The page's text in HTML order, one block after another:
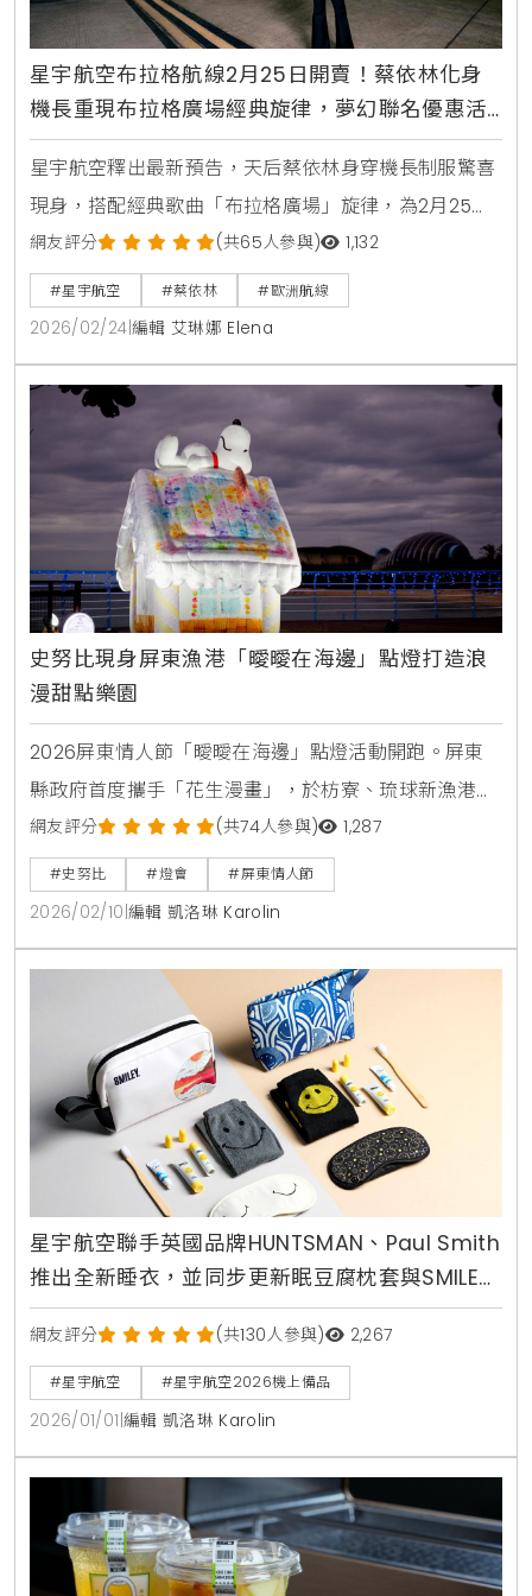
星宇航空布拉格航線2月25日開賣！蔡依林化身
機長重現布拉格廣場經典旋律，夢幻聯名優惠活
動即將揭曉
星宇航空釋出最新預告，天后蔡依林身穿機長制服驚喜
現身，搭配經典歌曲「布拉格廣場」旋律，為2月25日
開賣的布拉格歐洲新航線暖身，引爆夢幻聯名熱議。
網友評分 (共65人參與) 1,132
#星宇航空 #蔡依林 #歐洲航線
2026/02/24 編輯 艾琳娜 Elena
史努比現身屏東漁港「曖曖在海邊」點燈打造浪
漫甜點樂園
2026屏東情人節「曖曖在海邊」點燈活動開跑。屏東
縣政府首度攜手「花生漫畫」，於枋寮、琉球新漁港、
林邊等七座漁港展出史努比與巨大甜甜圈藝術裝置。展
期自2月14日至3月14日，現場設有療癒打卡點、抽獎活
動與白色情人節演唱會，是春季屏東旅遊不可錯過的浪
漫行程。
網友評分 (共74人參與) 1,287
#史努比 #燈會 #屏東情人節
2026/02/10 編輯 凱洛琳 Karolin
星宇航空聯手英國品牌HUNTSMAN、Paul Smith
推出全新睡衣，並同步更新眠豆腐枕套與SMILEY
過夜包，定義奢華飛行
網友評分 (共130人參與) 2,267
#星宇航空 #星宇航空2026機上備品
2026/01/01 編輯 凱洛琳 Karolin